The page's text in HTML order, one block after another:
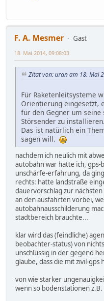
F. A. Mesmer
Gast
18. Mai 2014, 09:08:03
Zitat von: uran am 18. Mai
Für Raketenleitsysteme
Orientierung eingesetzt,
für den Gegner um
Störsender zu installieren.
Das ist natürlich ein
sagen will.
nachdem ich neulich mit
autobahn war hatte ich,
unschärfe-erfahrung, da
rechts: hatte landstraße
dauervorschlag zur
an den ausfahrten vorbei,
autobahnausschilderung
stadtbereich brauchte...
klar wird das (feindliche)
beobachter-status) von
unschlüssig in der gegend
glaube, dass die mit zivil-
von wie starker
wenn so bodenstationen